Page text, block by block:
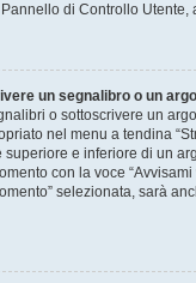
di Controllo Utente,
un segnalibro o un
o sottoscrivere un
nel menu a tendina
superiore e inferiore di un
con la voce
selezionata, sarà